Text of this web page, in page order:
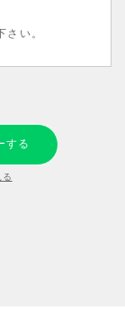
さい。
する